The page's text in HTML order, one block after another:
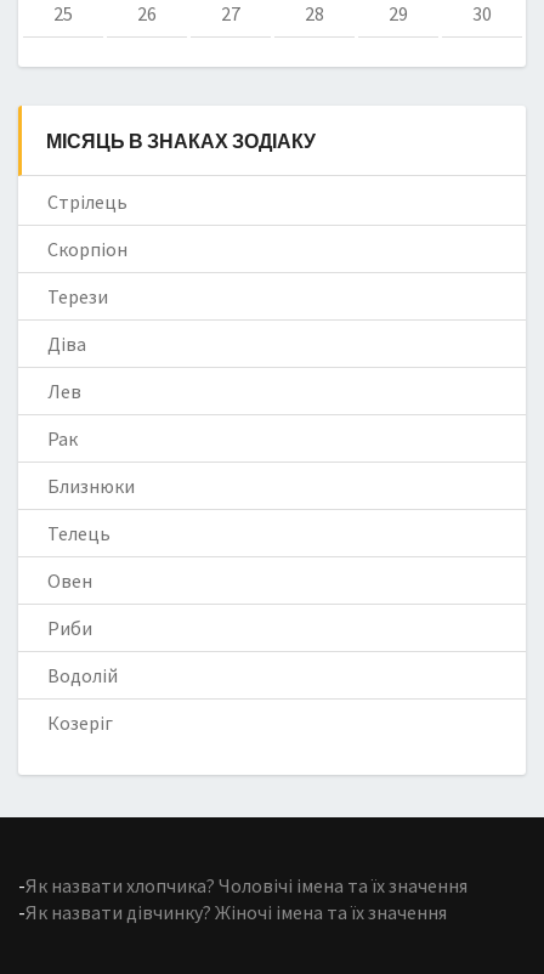
25
26 27 28 29 30
МІСЯЦЬ В ЗНАКАХ ЗОДІАКУ
Стрілець
Скорпіон
Терези
Діва
Лев
Рак
Близнюки
Телець
Овен
Риби
Водолій
Козеріг
-Як назвати хлопчика? Чоловічі імена та їх значення
-Як назвати дівчинку? Жіночі імена та їх значення